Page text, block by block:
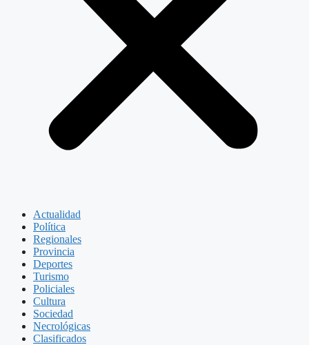
Actualidad
Política
Regionales
Provincia
Deportes
Turismo
Policiales
Cultura
Sociedad
Necrológicas
Clasificados